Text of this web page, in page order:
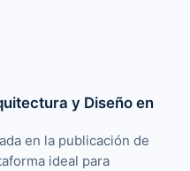
y Diseño en
en la publicación de
ideal para